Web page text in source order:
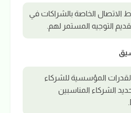
الاتصال الخاصة بالشراكات في
التوجيه المستمر لهم.
المؤسسية للشركاء
الشركاء المناسبين